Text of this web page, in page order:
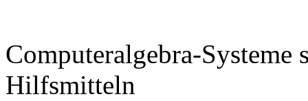
Computeralgebra-
Hilfsmitteln